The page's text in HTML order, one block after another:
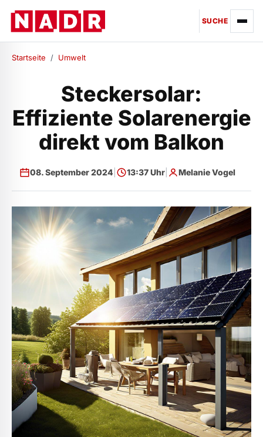
SUCHE
Startseite / Umwelt
Steckersolar:
Effiziente Solarenergie
direkt vom Balkon
08. September 2024 13:37 Uhr| Melanie Vogel